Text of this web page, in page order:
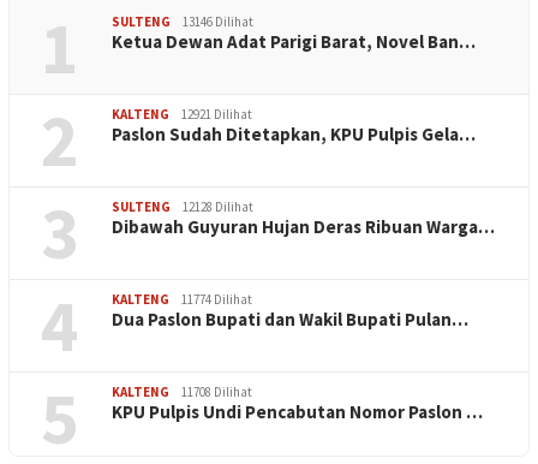
1 SULTENG 13146 Dilihat
Ketua Dewan Adat Parigi Barat, Novel Ban…
2 KALTENG 12921 Dilihat
Paslon Sudah Ditetapkan, KPU Pulpis Gela…
3 SULTENG 12128 Dilihat
Dibawah Guyuran Hujan Deras Ribuan Warga…
4 KALTENG 11774 Dilihat
Dua Paslon Bupati dan Wakil Bupati Pulan…
5 KALTENG 11708 Dilihat
KPU Pulpis Undi Pencabutan Nomor Paslon …